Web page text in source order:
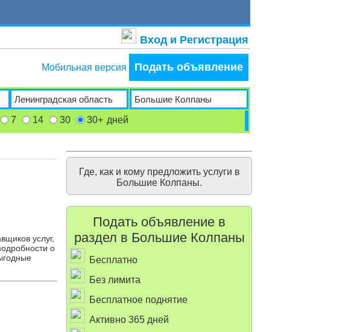
Вход и Регистрация
Мобильная версия Подать объявление
7 14 30 30+ дней
услуг,
о
Где, как и кому предложить услуги в
Большие Колпаны.
Подать объявление в
раздел в Большие Колпаны
Бесплатно
Без лимита
Бесплатное поднятие
Активно 365 дней